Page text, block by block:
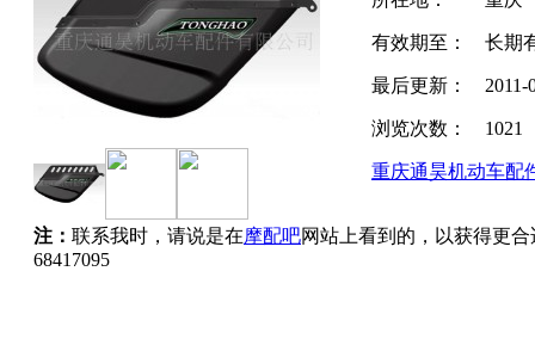
有效期至： 长期
最后更新： 2011-
浏览次数： 1021
重庆通昊机动车配
注： 联系我时，请说是在摩配吧网站上看到的，以获得更
68417095